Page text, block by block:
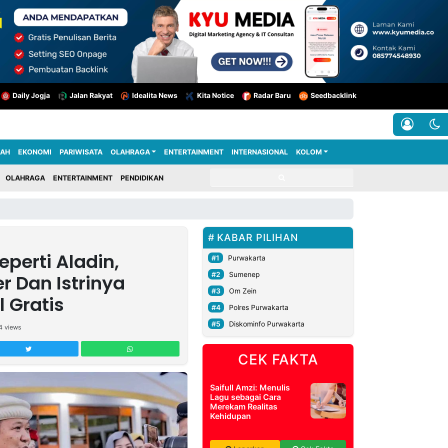
Daily Jogja Jalan Rakyat Idealita News Kita Notice Radar Baru Seedbacklink
EKONOMI PARIWISATA OLAHRAGA ENTERTAINMENT INTERNASIONAL KOLOM
OLAHRAGA ENTERTAINMENT PENDIDIKAN
Aladin,
Dan Istrinya
Gratis
views
KABAR PILIHAN
Purwakarta
Sumenep
Om Zein
Polres Purwakarta
Diskominfo Purwakarta
CEK FAKTA
Saifull Amzi: Menulis
Lagu sebagai Cara
Merekam Realitas
Kehidupan